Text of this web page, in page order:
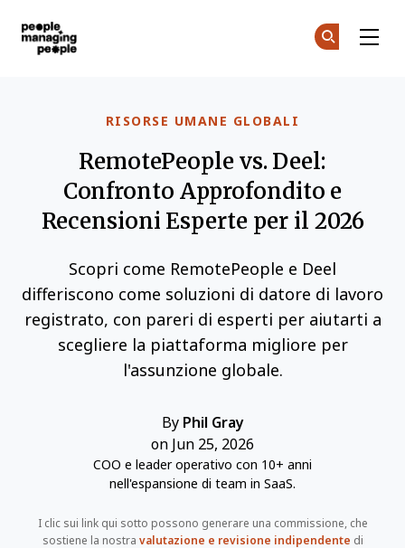
RISORSE UMANE GLOBALI
RemotePeople vs. Deel:
Confronto Approfondito e
Recensioni Esperte per il 2026
Scopri come RemotePeople e Deel
differiscono come soluzioni di datore di lavoro
registrato, con pareri di esperti per aiutarti a
scegliere la piattaforma migliore per
l'assunzione globale.
By Phil Gray
on Jun 25, 2026
COO e leader operativo con 10+ anni
nell'espansione di team in SaaS.
I clic sui link qui sotto possono generare una commissione, che
sostiene la nostra valutazione e revisione indipendente di